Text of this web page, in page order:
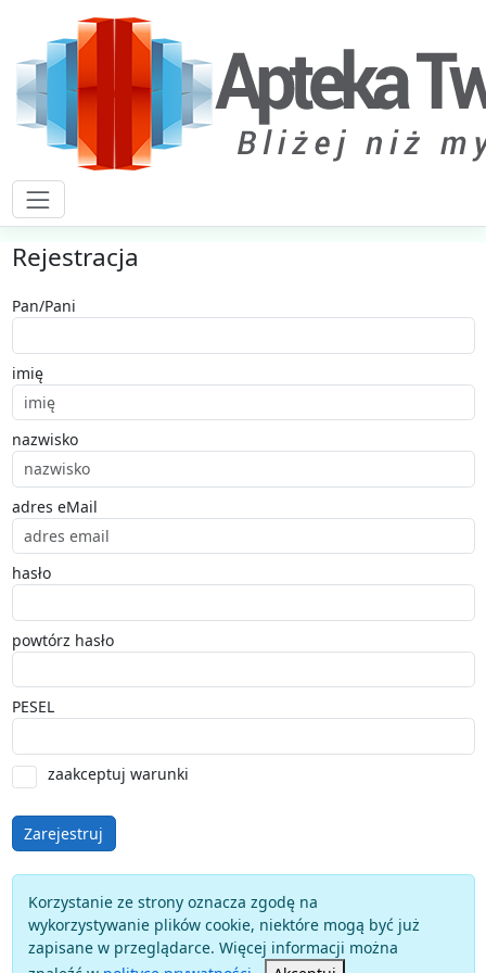
Rejestracja
Pan/Pani
imię
nazwisko
adres eMail
hasło
powtórz hasło
PESEL
zaakceptuj warunki
Zarejestruj
Korzystanie ze strony oznacza zgodę na
wykorzystywanie plików cookie, niektóre mogą być już
zapisane w przeglądarce. Więcej informacji można